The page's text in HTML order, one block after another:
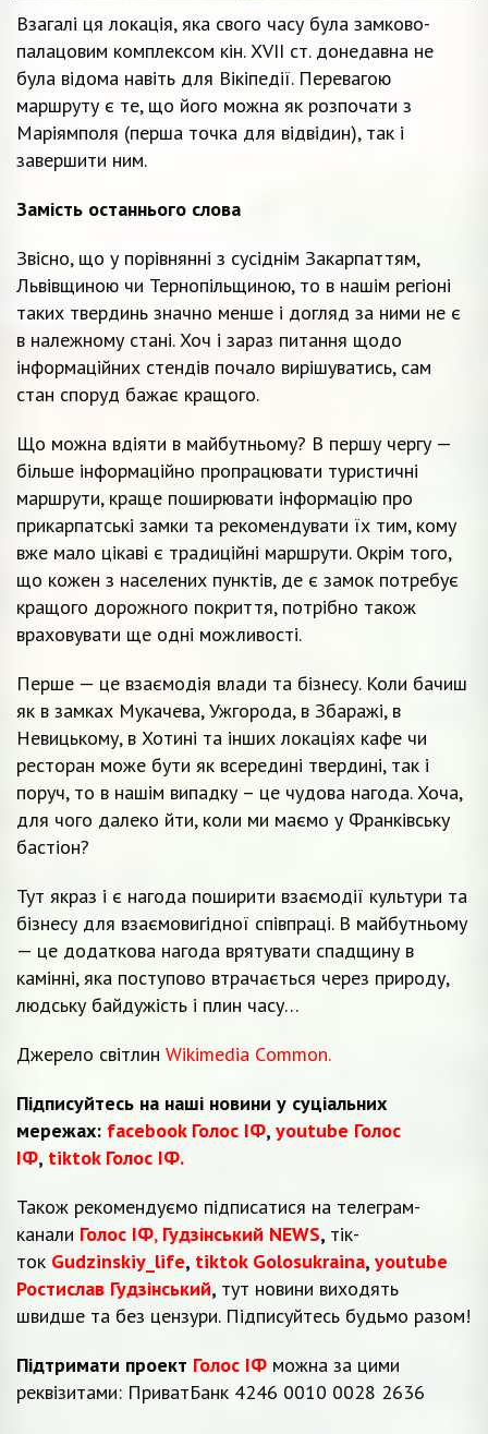
Взагалі ця локація, яка свого часу була замково-
палацовим комплексом кін. XVII ст. донедавна не
була відома навіть для Вікіпедії. Перевагою
маршруту є те, що його можна як розпочати з
Маріямполя (перша точка для відвідин), так і
завершити ним.
Замість останнього слова
Звісно, що у порівнянні з сусіднім Закарпаттям,
Львівщиною чи Тернопільщиною, то в нашім регіоні
таких твердинь значно менше і догляд за ними не є
в належному стані. Хоч і зараз питання щодо
інформаційних стендів почало вирішуватись, сам
стан споруд бажає кращого.
Що можна вдіяти в майбутньому? В першу чергу —
більше інформаційно пропрацювати туристичні
маршрути, краще поширювати інформацію про
прикарпатські замки та рекомендувати їх тим, кому
вже мало цікаві є традиційні маршрути. Окрім того,
що кожен з населених пунктів, де є замок потребує
кращого дорожного покриття, потрібно також
враховувати ще одні можливості.
Перше — це взаємодія влади та бізнесу. Коли бачиш
як в замках Мукачева, Ужгорода, в Збаражі, в
Невицькому, в Хотині та інших локаціях кафе чи
ресторан може бути як всередині твердині, так і
поруч, то в нашім випадку – це чудова нагода. Хоча,
для чого далеко йти, коли ми маємо у Франківську
бастіон?
Тут якраз і є нагода поширити взаємодії культури та
бізнесу для взаємовигідної співпраці. В майбутньому
— це додаткова нагода врятувати спадщину в
камінні, яка поступово втрачається через природу,
людську байдужість і плин часу…
Джерело світлин Wikimedia Сommon.
Підписуйтесь на наші новини у суціальних
мережах: facebook Голос ІФ, youtube Голос
ІФ, tiktok Голос ІФ.
Також рекомендуємо підписатися на телеграм-
канали Голос ІФ, Гудзінський NEWS, тік-
ток Gudzinskiy_life, tiktok Golosukraina, youtube
Ростислав Гудзінський, тут новини виходять
швидше та без цензури. Підписуйтесь будьмо разом!
Підтримати проект Голос ІФ можна за цими
реквізитами: ПриватБанк 4246 0010 0028 2636